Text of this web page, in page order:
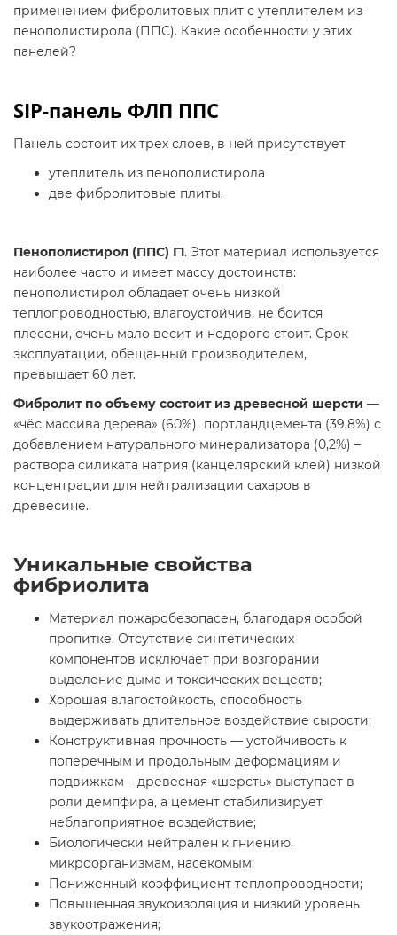
применением фибролитовых плит с утеплителем из
пенополистирола (ППС). Какие особенности у этих
панелей?
SIP-панель ФЛП ППС
Панель состоит их трех слоев, в ней присутствует
утеплитель из пенополистирола
две фибролитовые плиты.
Пенополистирол (ППС) Г1. Этот материал используется
наиболее часто и имеет массу достоинств:
пенополистирол обладает очень низкой
теплопроводностью, влагоустойчив, не боится
плесени, очень мало весит и недорого стоит. Срок
эксплуатации, обещанный производителем,
превышает 60 лет.
Фибролит по объему состоит из древесной шерсти —
«чёс массива дерева» (60%) портландцемента (39,8%) с
добавлением натурального минерализатора (0,2%) –
раствора силиката натрия (канцелярский клей) низкой
концентрации для нейтрализации сахаров в
древесине.
Уникальные свойства
фибриолита
Материал пожаробезопасен, благодаря особой
пропитке. Отсутствие синтетических
компонентов исключает при возгорании
выделение дыма и токсических веществ;
Хорошая влагостойкость, способность
выдерживать длительное воздействие сырости;
Конструктивная прочность — устойчивость к
поперечным и продольным деформациям и
подвижкам – древесная «шерсть» выступает в
роли демпфира, а цемент стабилизирует
неблагоприятное воздействие;
Биологически нейтрален к гниению,
микроорганизмам, насекомым;
Пониженный коэффициент теплопроводности;
Повышенная звукоизоляция и низкий уровень
звукоотражения;